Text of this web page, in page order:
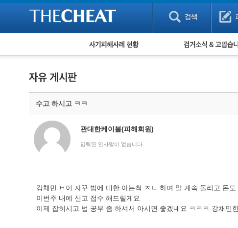
피해사례 현황
유해사이트 목록
비공개 피해사례
워킹홀리데이 피해사례
검거 소식
수고 하시고 ㅋㅋ
관대한케이블(피해회원)
입력된 인사말이 없습니다.
강채민 ㅂ이 자꾸 법에 대한 아는척 ㅈㄴ 하며 말 계속 돌리고 돈
이번주 내에 신고 접수 해드릴게요
이제 잡히시고 법 공부 좀 하셔서 아시면 좋겠네요 ㅋㅋㅋ 강채